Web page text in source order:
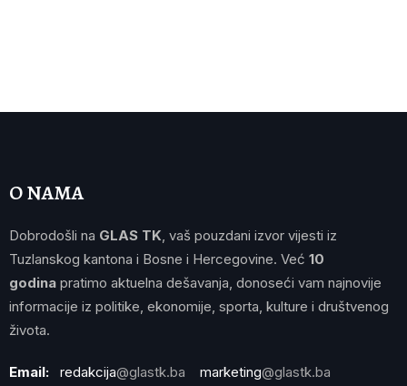
O NAMA
Dobrodošli na GLAS TK , vaš pouzdani izvor vijesti iz
Tuzlanskog kantona i Bosne i Hercegovine. Već 10
godina pratimo aktuelna dešavanja, donoseći vam najnovije
informacije iz politike, ekonomije, sporta, kulture i društvenog
života.
Email: redakcija@glastk.ba marketing@glastk.ba